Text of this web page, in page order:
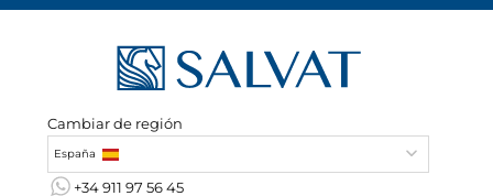
Cambiar de región
España
+34 911 97 56 45